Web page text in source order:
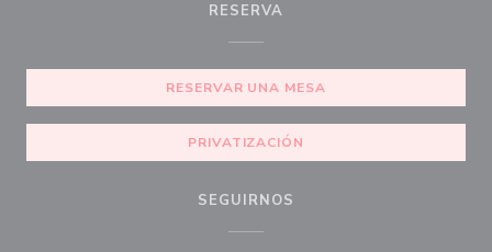
RESERVA
RESERVAR UNA MESA
PRIVATIZACIÓN
SEGUIRNOS